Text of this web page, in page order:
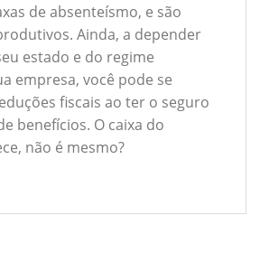
de absenteísmo, e são
Ainda, a depender
estado e do regime
empresa, você pode se
fiscais ao ter o seguro
benefícios. O caixa do
não é mesmo?